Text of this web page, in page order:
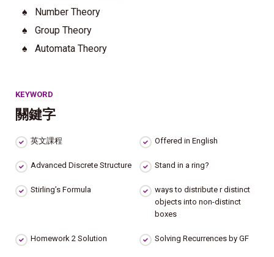
♠
Number Theory
♠
Group Theory
♠
Automata Theory
KEYWORD
關鍵字
英文課程 Offered in English
Advanced Discrete Structure Stand in a ring?
Stirling’s Formula
ways to distribute r distinct
objects into non-distinct
boxes
Homework 2 Solution Solving Recurrences by GF